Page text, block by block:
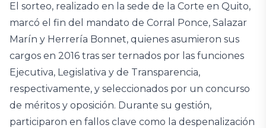
El sorteo, realizado en la sede de la Corte en Quito,
marcó el fin del mandato de Corral Ponce, Salazar
Marín y Herrería Bonnet, quienes asumieron sus
cargos en 2016 tras ser ternados por las funciones
Ejecutiva, Legislativa y de Transparencia,
respectivamente, y seleccionados por un concurso
de méritos y oposición. Durante su gestión,
participaron en fallos clave como la despenalización